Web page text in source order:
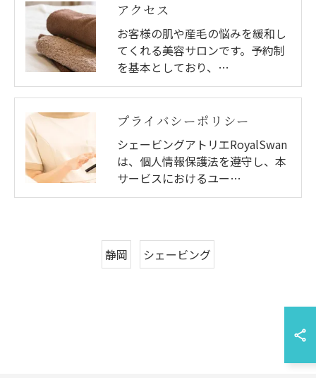
アクセス
お客様の肌や産毛の悩みを緩和し
てくれる美容サロンです。予約制
を基本としており、…
プライバシーポリシー
シェービングアトリエRoyalSwan
は、個人情報保護法を遵守し、本
サービスにおけるユー…
静岡 シェービング